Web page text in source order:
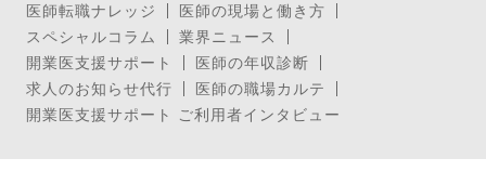
医師転職ナレッジ
医師の現場と働き方
スペシャルコラム
業界ニュース
開業医支援サポート
医師の年収診断
求人のお知らせ代行
医師の職場カルテ
開業医支援サポート ご利用者インタビュー